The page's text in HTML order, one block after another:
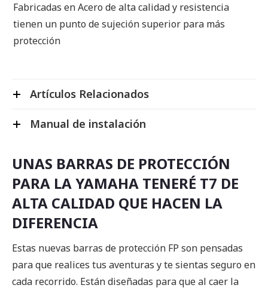
Fabricadas en Acero de alta calidad y resistencia
tienen un punto de sujeción superior para más
protección
Artículos Relacionados
Manual de instalación
UNAS BARRAS DE PROTECCIÓN
PARA LA YAMAHA TENERÉ T7 DE
ALTA CALIDAD QUE HACEN LA
DIFERENCIA
Estas nuevas barras de protección FP son pensadas
para que realices tus aventuras y te sientas seguro en
cada recorrido. Están diseñadas para que al caer la